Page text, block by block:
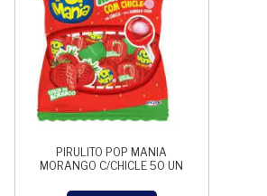
PIRULITO POP MANIA
MORANGO C/CHICLE 50 UN